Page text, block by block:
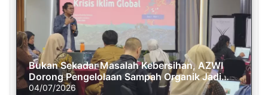
Bukan Sekadar Masalah Kebersihan, AZWI
Dorong Pengelolaan Sampah Organik Jadi
Solusi Krisis Iklim
04/07/2026